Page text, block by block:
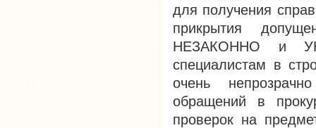
для получения
прикрытия
НЕЗАКОННО и
специалистам в
очень
обращений в
проверок на